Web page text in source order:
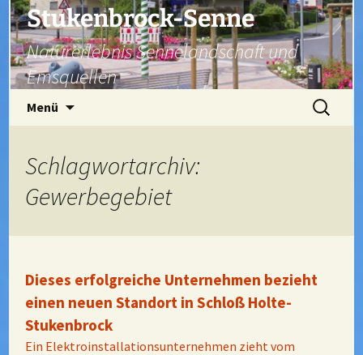
Zum
Inhalt
springen
Stukenbrock-Senne
Naturerlebnis Sennelandschaft und
Emsquellen
Menü
Suchen
nach:
Schlagwortarchiv:
Gewerbegebiet
Dieses erfolgreiche Unternehmen bezieht
einen neuen Standort in Schloß Holte-
Stukenbrock
Ein Elektroinstallationsunternehmen zieht vom